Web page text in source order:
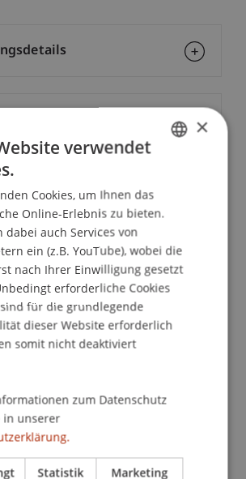
Jehle
- DOPPELT - NICHT
Stiftungs- und Trustrecht
das Grundlagenwissen
und Bilanzanalyse, das Juristen
Ein homogener
Links
×
verwendet
Cookies, um Ihnen das
Online-Erlebnis zu bieten.
dabei auch Services von
ein (z.B. YouTube), wobei die
nach Ihrer Einwilligung gesetzt
erforderliche Cookies
für die grundlegende
dieser Website erforderlich
somit nicht deaktiviert
zum Datenschutz
in unserer
Statistik Marketing